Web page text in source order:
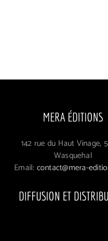
MERA ÉDITIONS
142 rue du Haut Vinage,
Wasquehal
Email: contact@mera-
DIFFUSION ET